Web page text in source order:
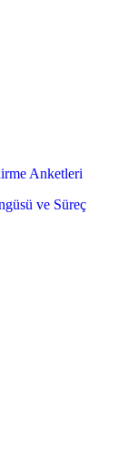
Anketleri
ve Süreç